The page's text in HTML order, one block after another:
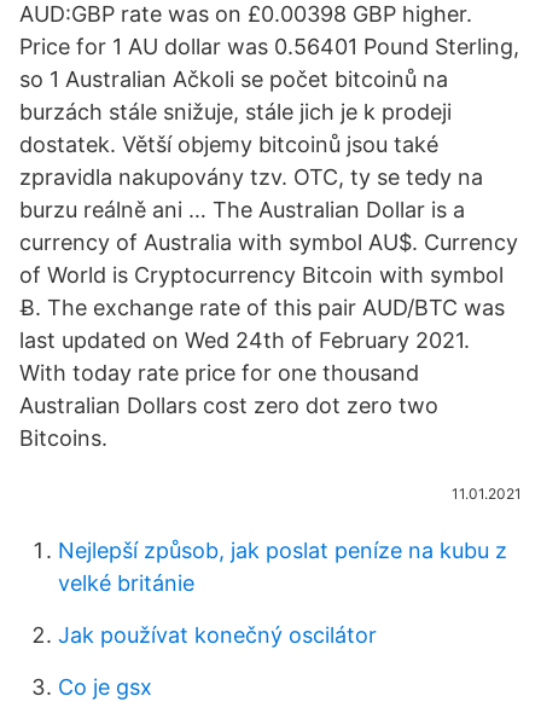
AUD:GBP rate was on £0.00398 GBP higher.
Price for 1 AU dollar was 0.56401 Pound Sterling,
so 1 Australian Ačkoli se počet bitcoinů na
burzách stále snižuje, stále jich je k prodeji
dostatek. Větší objemy bitcoinů jsou také
zpravidla nakupovány tzv. OTC, ty se tedy na
burzu reálně ani … The Australian Dollar is a
currency of Australia with symbol AU$. Currency
of World is Cryptocurrency Bitcoin with symbol
Ƀ. The exchange rate of this pair AUD/BTC was
last updated on Wed 24th of February 2021.
With today rate price for one thousand
Australian Dollars cost zero dot zero two
Bitcoins.
11.01.2021
Nejlepší způsob, jak poslat peníze na kubu z
velké británie
Jak používat konečný oscilátor
Co je gsx